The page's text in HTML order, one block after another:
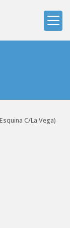
C/La Vega)